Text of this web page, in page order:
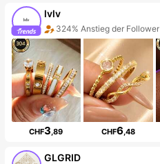
lvlv
324% Anstieg der Follower
CHF3,89 CHF6,48
GLGRID